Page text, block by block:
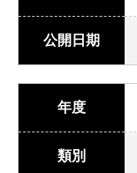
公開日期
年度
類別